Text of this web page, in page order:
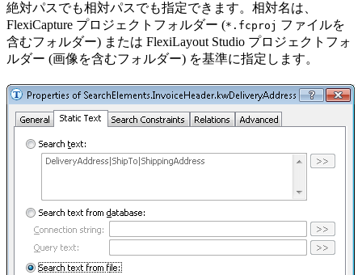
絶対パスでも相対パスでも指定できます。相対名は、
FlexiCapture プロジェクトフォルダー (*.fcproj ファイルを
含むフォルダー) または FlexiLayout Studio プロジェクトフォ
ルダー (画像を含むフォルダー) を基準に指定します。